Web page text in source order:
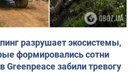
разрушает экосистемы,
формировались сотни
Greenpeace забили тревогу